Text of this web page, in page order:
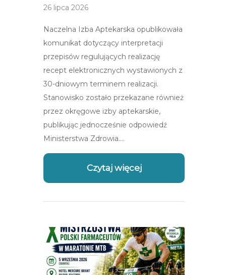
26 lipca 2026
Naczelna Izba Aptekarska opublikowała
komunikat dotyczący interpretacji
przepisów regulujących realizację
recept elektronicznych wystawionych z
30-dniowym terminem realizacji.
Stanowisko zostało przekazane również
przez okręgowe izby aptekarskie,
publikując jednocześnie odpowiedź
Ministerstwa Zdrowia….
Czytaj więcej